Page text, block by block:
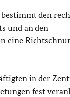
den
und an den
eine
in der
fest